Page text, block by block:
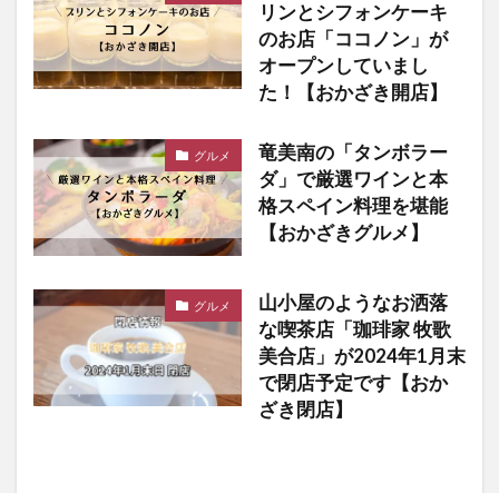
リンとシフォンケーキ
のお店「ココノン」が
オープンしていまし
た！【おかざき開店】
グルメ
竜美南の「タンボラー
ダ」で厳選ワインと本
格スペイン料理を堪能
【おかざきグルメ】
グルメ
山小屋のようなお洒落
な喫茶店「珈琲家 牧歌
美合店」が2024年1月末
で閉店予定です【おか
ざき閉店】